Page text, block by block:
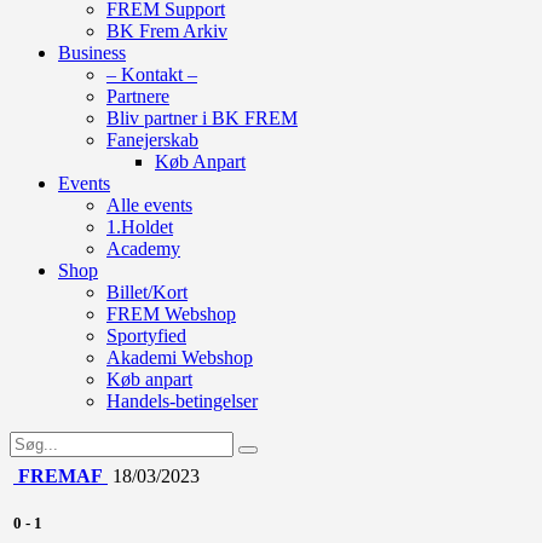
FREM Support
BK Frem Arkiv
Business
– Kontakt –
Partnere
Bliv partner i BK FREM
Fanejerskab
Køb Anpart
Events
Alle events
1.Holdet
Academy
Shop
Billet/Kort
FREM Webshop
Sportyfied
Akademi Webshop
Køb anpart
Handels-betingelser
FREMAF 18/03/2023
0 - 1